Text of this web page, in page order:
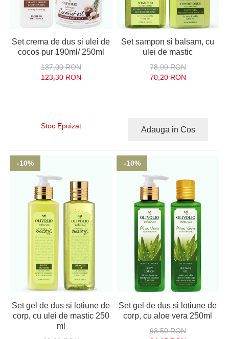
Set crema de dus si ulei de
cocos pur 190ml/ 250ml
137,00 RON
123,30 RON
Stoc Epuizat
Set sampon si balsam, cu
ulei de mastic
78,00 RON
70,20 RON
Adauga in Cos
-10%
Set gel de dus si lotiune de
corp, cu ulei de mastic 250
ml
-10%
Set gel de dus si lotiune de
corp, cu aloe vera 250ml
93,50 RON